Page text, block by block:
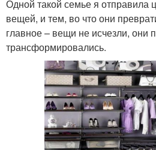
Одной такой семье я отправила
вещей, и тем, во что они
главное – вещи не исчезли, они
трансформировались.